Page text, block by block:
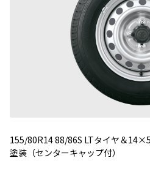
155/80R14 88/86S LTタイヤ＆
塗装（センターキャップ付）